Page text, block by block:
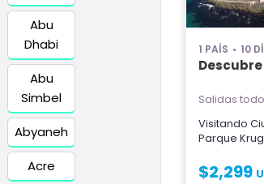
Abu
Dhabi
Abu
Simbel
Abyaneh
Acre
1 PAÍS 10
Salidas
Visitando
Parque
$2,299